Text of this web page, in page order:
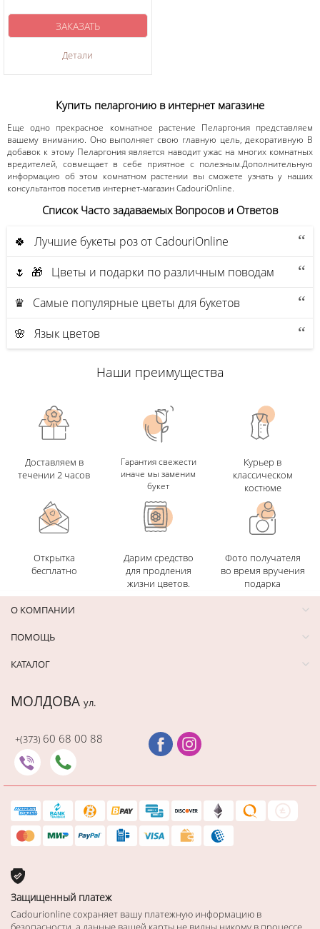
Детали
ЗАКАЗАТЬ
Купить пеларгонию в интернет магазине
Еще одно прекрасное комнатное растение Пеларгония представляем
вашему вниманию. Оно выполняет свою главную цель, декоративную В
добавок к этому Пеларгония является наводит ужас на многих комнатных
вредителей, совмещает в себе приятное с полезным.Дополнительную
информацию об этом комнатном растении вы сможете узнать у наших
консультантов посетив интернет-магазин CadouriOnline.
Список Часто задаваемых Вопросов и Ответов
🍀 Лучшие букеты роз от CadouriOnline
🌷 🎁 Цветы и подарки по различным поводам
♛ Самые популярные цветы для букетов
🌸 Язык цветов
Наши преимущества
Доставляем в
течении 2 часов
Гарантия свежести
иначе мы заменим
букет
Курьер в
классическом
костюме
Открытка
бесплатно
Дарим средство
для продления
жизни цветов.
Фото получателя
во время вручения
подарка
О КОМПАНИИ
ПОМОЩЬ
КАТАЛОГ
МОЛДОВА ул.
+(373) 60 68 00 88
Защищенный платеж
Cadourionline сохраняет вашу платежную информацию в